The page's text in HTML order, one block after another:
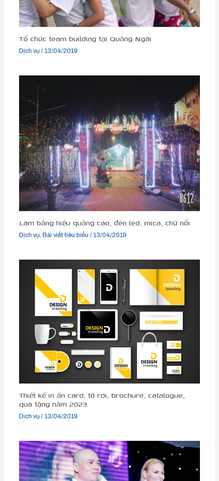
Tổ chức team building tại Quảng Ngãi
Dịch vụ /13/04/2019
Làm bảng hiệu quảng cáo, đèn led, mica, chữ nổi
Dịch vụ, Bài viết tiêu biểu /13/04/2019
Thiết kế in ấn card, tờ rơi, brochure, catalogue,
quà tặng năm 2023
Dịch vụ /13/04/2019